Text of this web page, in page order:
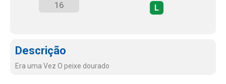
16
L
Descrição
Era uma Vez O peixe dourado